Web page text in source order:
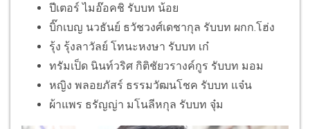
ปีเตอร์ ไมอ๊อคชิ รับบท น้อย
บิ๊กเบญ นวธันย์ ธวัชวงศ์เดชากุล รับบท ผกก.โฮ่ง
รุ้ง รุ้งลาวัลย์ โทนะหงษา รับบท เก๋
ทรัมเป็ด นินท์วริศ กิติชัยวรางค์กูร รับบท มอม
หญิง พลอยภัสร์ ธรรมวัฒนโชค รับบท แจ๋น
ผ้าแพร ธรัญญ่า มโนลีหกุล รับบท จุ๋ม